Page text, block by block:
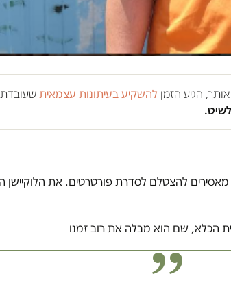
הגיע הזמן להשקיע בעיתונות עצמאית
איש חדשות ערוץ 2, ביקש מאסירים להצטלם לסדרת פורטרטים. את
הכלא, שם הוא מבלה את רוב זמנו